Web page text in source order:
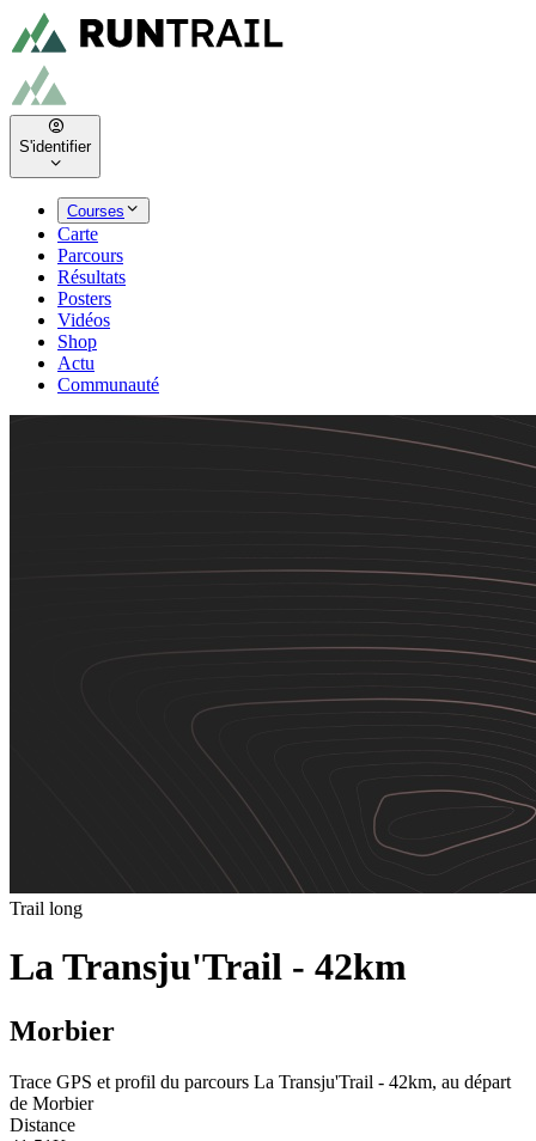
S'identifier
Courses
Carte
Parcours
Résultats
Posters
Vidéos
Shop
Actu
Communauté
Trail long
La Transju'Trail - 42km
Morbier
Trace GPS et profil du parcours La Transju'Trail - 42km, au départ
de Morbier
Distance